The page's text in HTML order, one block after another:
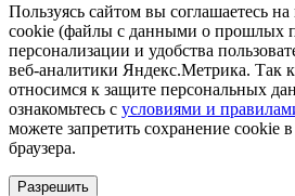
Пользуясь сайтом вы соглашаетесь
cookie (файлы с данными о прошлых
персонализации и удобства
веб-аналитики Яндекс.Метрика. Так
относимся к защите персональных
ознакомьтесь с условиями и
можете запретить сохранение cookie
браузера.
Разрешить